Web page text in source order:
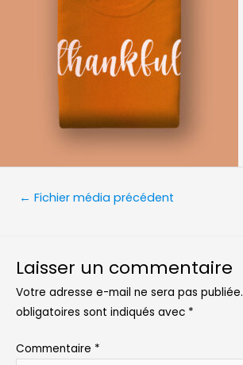
Navigation
← Fichier média précédent
Laisser un commentaire
Votre adresse e-mail ne sera pas publiée.
obligatoires sont indiqués avec *
Commentaire *